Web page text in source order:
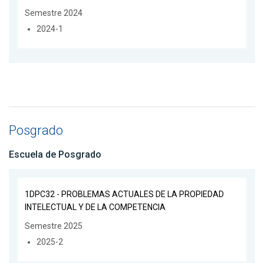
Semestre 2024
2024-1
Posgrado
Escuela de Posgrado
1DPC32 - PROBLEMAS ACTUALES DE LA PROPIEDAD
INTELECTUAL Y DE LA COMPETENCIA
Semestre 2025
2025-2